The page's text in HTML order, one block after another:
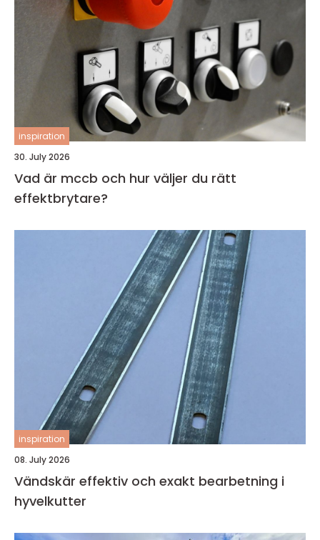
inspiration
30. July 2026
Vad är mccb och hur väljer du rätt
effektbrytare?
inspiration
08. July 2026
Vändskär effektiv och exakt bearbetning i
hyvelkutter